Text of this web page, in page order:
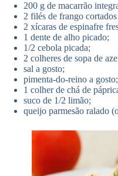
200 g de macarrão
2 filés de frango
2 xícaras de espinafre
1 dente de alho picado;
1/2 cebola picada;
2 colheres de sopa de
sal a gosto;
pimenta-do-reino a gosto;
1 colher de chá de
suco de 1/2 limão;
queijo parmesão ralado